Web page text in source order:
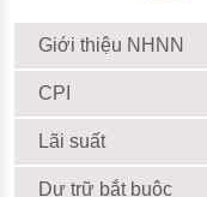
Giới thiệu NHNN
CPI
Lãi suất
Dự trữ bắt buộc